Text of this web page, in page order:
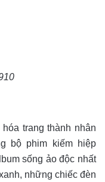
trang thành nhân
bộ phim kiếm hiệp
sống ảo độc nhất
những chiếc đèn